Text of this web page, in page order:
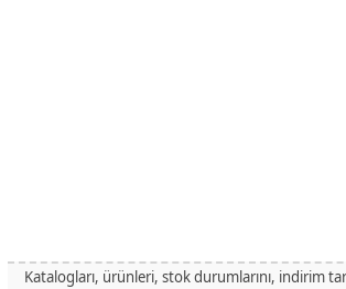
Katalogları, ürünleri, stok durumlarını, indirim